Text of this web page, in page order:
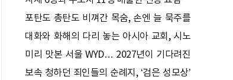
포탄도 총탄도 비껴간 목숨, 손엔 늘 묵주를
쥐고 있었다
대화와 화해의 다리 놓는 아시아 교회, 시노
드로 하나 되다
미리 맛본 서울 WYD… 2027년이 기다려진
다
보속 청하던 죄인들의 순례지, ‘검은 성모상’